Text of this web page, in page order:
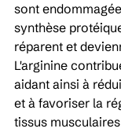
sont
synthèse
réparent et
L'arginine
aidant ainsi à
et à favoriser la
tissus